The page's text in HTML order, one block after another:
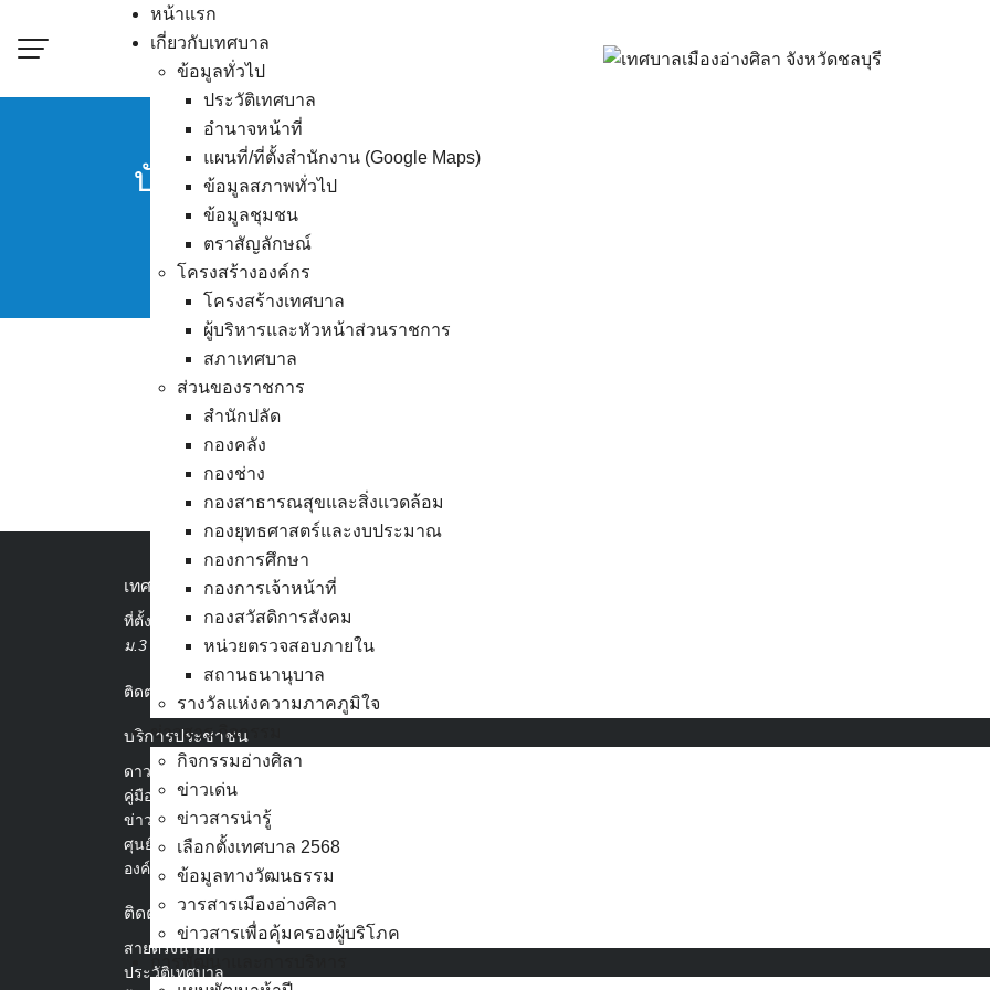
หน้าแรก
เกี่ยวกับเทศบาล
ข้อมูลทั่วไป
ประวัติเทศบาล
อำนาจหน้าที่
แผนที่/ที่ตั้งสำนักงาน (Google Maps)
ข้อมูลสภาพทั่วไป
ข้อมูลชุมชน
ตราสัญลักษณ์
โครงสร้างองค์กร
โครงสร้างเทศบาล
ผู้บริหารและหัวหน้าส่วนราชการ
สภาเทศบาล
ส่วนของราชการ
สำนักปลัด
กองคลัง
กองช่าง
กองสาธารณสุขและสิ่งแวดล้อม
กองยุทธศาสตร์และงบประมาณ
กองการศึกษา
กองการเจ้าหน้าที่
กองสวัสดิการสังคม
หน่วยตรวจสอบภายใน
สถานธนานุบาล
รางวัลแห่งความภาคภูมิใจ
ข่าวสาร กิจกรรม
กิจกรรมอ่างศิลา
ข่าวเด่น
ข่าวสารน่ารู้
เลือกตั้งเทศบาล 2568
ข้อมูลทางวัฒนธรรม
วารสารเมืองอ่างศิลา
ข่าวสารเพื่อคุ้มครองผู้บริโภค
การพัฒนาและการบริหาร
บัญชีรายชื่อสมัครรับเลือกตั้งสมาชิกสภาเทศบาลเมืองอ่า
เทศบาลเมืองอ่างศิลา
ที่ตั้ง :
สำนักงานเทศบาลเมืองอ่างศิลา 90/338
ม.3 ต.เสม็ด อ.เมือง จ.ชลบุรี 20000
ติดต่อ : 038-142-100-104
บริการประชาชน
ดาวน์โหลดแบบฟอร์ม, เอกสาร
คู่มือสำหรับประชาชน/คู่มือการปฏิบัติงาน
ข่าวสารน่ารู้
ศุนย์ข้อมูลข่าวสารอิเล็กทรอนิกส์
องค์ความรู้ (Knowledge Management)
ติดต่อเทศบาล
สายตรงนายก
ประวัติเทศบาล